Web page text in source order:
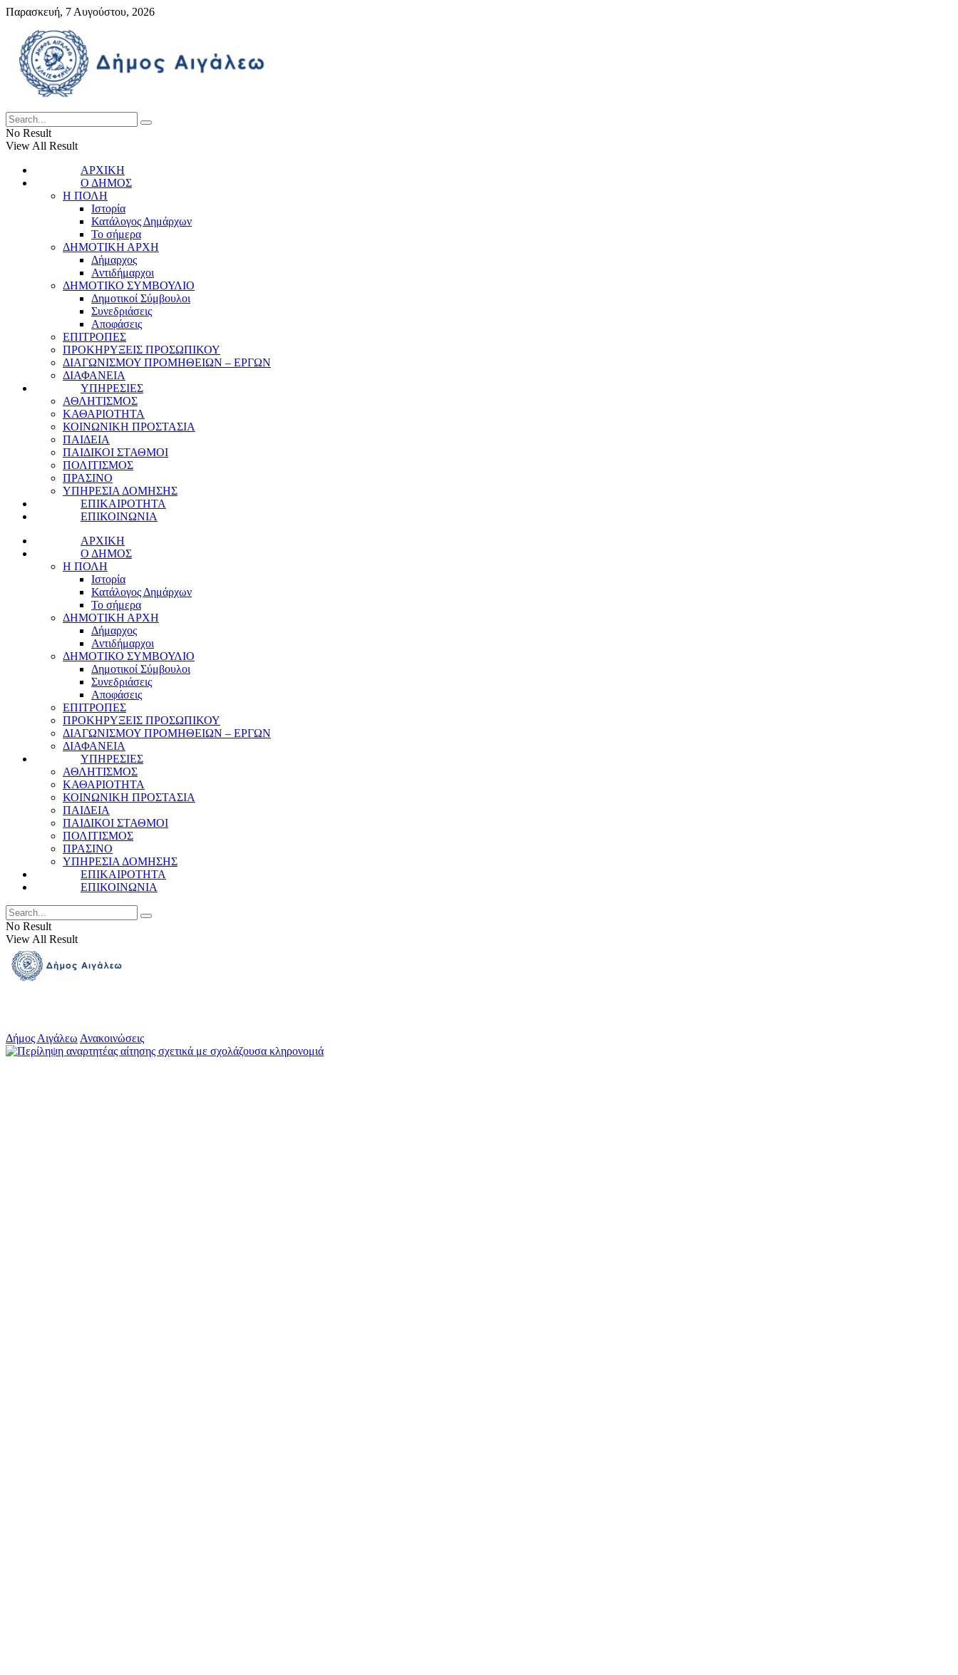
Παρασκευή, 7 Αυγούστου, 2026
No Result
View All Result
ΑΡΧΙΚΗ
Ο ΔΗΜΟΣ
Η ΠΟΛΗ
Ιστορία
Κατάλογος Δημάρχων
Το σήμερα
ΔΗΜΟΤΙΚΗ ΑΡΧΗ
Δήμαρχος
Αντιδήμαρχοι
ΔΗΜΟΤΙΚΟ ΣΥΜΒΟΥΛΙΟ
Δημοτικοί Σύμβουλοι
Συνεδριάσεις
Αποφάσεις
ΕΠΙΤΡΟΠΕΣ
ΠΡΟΚΗΡΥΞΕΙΣ ΠΡΟΣΩΠΙΚΟΥ
ΔΙΑΓΩΝΙΣΜΟΥ ΠΡΟΜΗΘΕΙΩΝ – ΕΡΓΩΝ
ΔΙΑΦΑΝΕΙΑ
ΥΠΗΡΕΣΙΕΣ
ΑΘΛΗΤΙΣΜΟΣ
ΚΑΘΑΡΙΟΤΗΤΑ
ΚΟΙΝΩΝΙΚΗ ΠΡΟΣΤΑΣΙΑ
ΠΑΙΔΕΙΑ
ΠΑΙΔΙΚΟΙ ΣΤΑΘΜΟΙ
ΠΟΛΙΤΙΣΜΟΣ
ΠΡΑΣΙΝΟ
ΥΠΗΡΕΣΙΑ ΔΟΜΗΣΗΣ
ΕΠΙΚΑΙΡΟΤΗΤΑ
ΕΠΙΚΟΙΝΩΝΙΑ
ΑΡΧΙΚΗ
Ο ΔΗΜΟΣ
Η ΠΟΛΗ
Ιστορία
Κατάλογος Δημάρχων
Το σήμερα
ΔΗΜΟΤΙΚΗ ΑΡΧΗ
Δήμαρχος
Αντιδήμαρχοι
ΔΗΜΟΤΙΚΟ ΣΥΜΒΟΥΛΙΟ
Δημοτικοί Σύμβουλοι
Συνεδριάσεις
Αποφάσεις
ΕΠΙΤΡΟΠΕΣ
ΠΡΟΚΗΡΥΞΕΙΣ ΠΡΟΣΩΠΙΚΟΥ
ΔΙΑΓΩΝΙΣΜΟΥ ΠΡΟΜΗΘΕΙΩΝ – ΕΡΓΩΝ
ΔΙΑΦΑΝΕΙΑ
ΥΠΗΡΕΣΙΕΣ
ΑΘΛΗΤΙΣΜΟΣ
ΚΑΘΑΡΙΟΤΗΤΑ
ΚΟΙΝΩΝΙΚΗ ΠΡΟΣΤΑΣΙΑ
ΠΑΙΔΕΙΑ
ΠΑΙΔΙΚΟΙ ΣΤΑΘΜΟΙ
ΠΟΛΙΤΙΣΜΟΣ
ΠΡΑΣΙΝΟ
ΥΠΗΡΕΣΙΑ ΔΟΜΗΣΗΣ
ΕΠΙΚΑΙΡΟΤΗΤΑ
ΕΠΙΚΟΙΝΩΝΙΑ
No Result
View All Result
Δήμος Αιγάλεω Ανακοινώσεις